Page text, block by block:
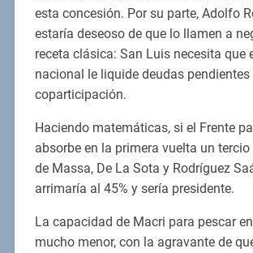
esta concesión. Por su parte, Adolfo
estaría deseoso de que lo llamen a
receta clásica: San Luis necesita que
nacional le liquide deudas pendientes
coparticipación.
Haciendo matemáticas, si el Frente
absorbe en la primera vuelta un
de Massa, De La Sota y Rodríguez
arrimaría al 45% y sería presidente.
La capacidad de Macri para pescar
mucho menor, con la agravante de